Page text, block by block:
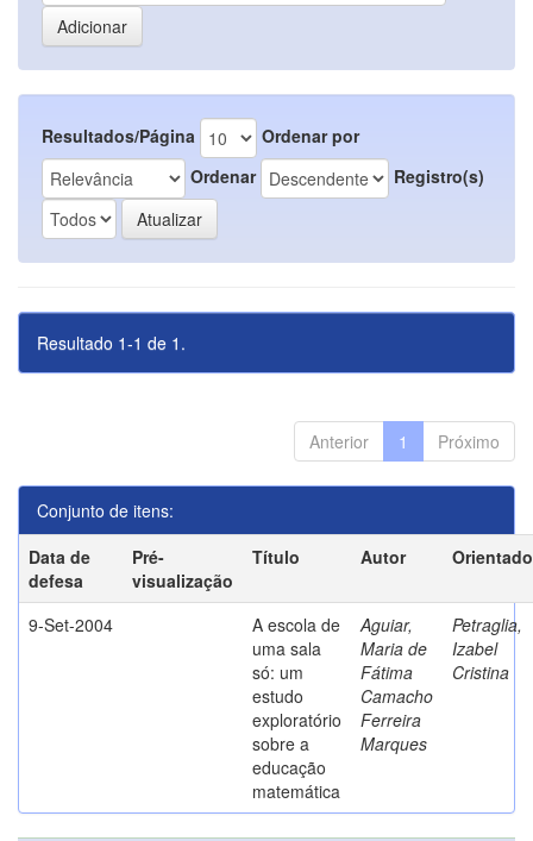
Resultados/Página
Ordenar por
Ordenar
Registro(s)
Resultado 1-1 de 1.
Anterior 1 Próximo
Conjunto de itens:
Data de
defesa
Pré-
visualização
Título Autor
9-Set-2004
A escola de
uma sala
só: um
estudo
exploratório
sobre a
educação
matemática
Aguiar,
Maria de
Fátima
Camacho
Ferreira
Marques
Petraglia,
Izabel
Cristina